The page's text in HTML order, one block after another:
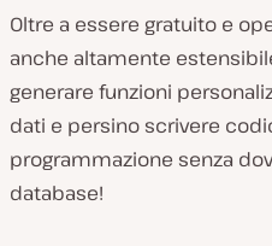
Oltre a essere gratuito e
anche altamente
generare funzioni
dati e persino scrivere
programmazione senza
database!